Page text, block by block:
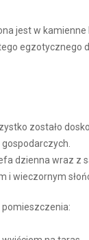
jest w
egzotycznego
zostało
dzienna wraz z
i wieczornym
pomieszczenia: